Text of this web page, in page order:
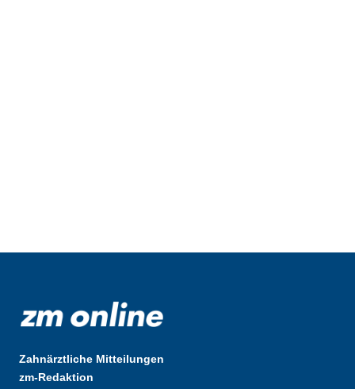
Zahnärztliche Mitteilungen
zm-Redaktion